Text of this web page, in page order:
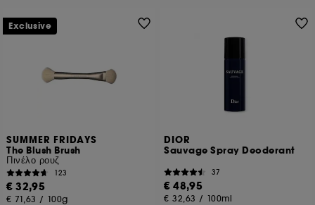
SUMMER FRIDAYS
The Blush Brush
Πινέλο ρουζ
123
€ 32,95
€ 71,63 / 100g
Exclusive
DIOR
Sauvage Spray Deoderant
37
€ 48,95
€ 32,63 / 100ml